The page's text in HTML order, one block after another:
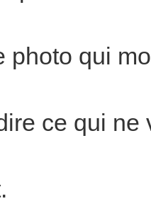
photo qui
ce qui ne